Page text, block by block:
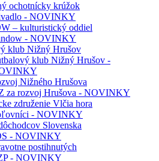
ochotnícky krúžok
- NOVINKY
– kulturistický oddiel
- NOVINKY
klub Nižný Hrušov
klub Nižný Hrušov -
Nižného Hrušova
za rozvoj Hrušova - NOVINKY
združenie Vlčia hora
- NOVINKY
Slovenska
- NOVINKY
postihnutých
- NOVINKY